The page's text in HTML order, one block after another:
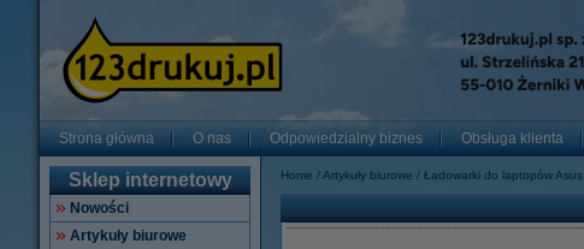
Strona główna O nas Odpowiedzialny biznes Obsługa klienta
Sklep internetowy
Nowości
Artykuły biurowe
Home Artykuły biurowe Ładowarki do laptopów Asus